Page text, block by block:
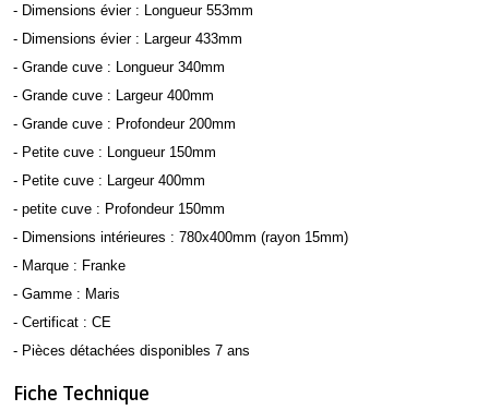
- Dimensions évier : Longueur 553mm
- Dimensions évier : Largeur 433mm
- Grande cuve : Longueur 340mm
- Grande cuve : Largeur 400mm
- Grande cuve : Profondeur 200mm
- Petite cuve : Longueur 150mm
- Petite cuve : Largeur 400mm
- petite cuve : Profondeur 150mm
- Dimensions intérieures : 780x400mm (rayon 15mm)
- Marque : Franke
- Gamme : Maris
- Certificat : CE
- Pièces détachées disponibles 7 ans
Fiche Technique